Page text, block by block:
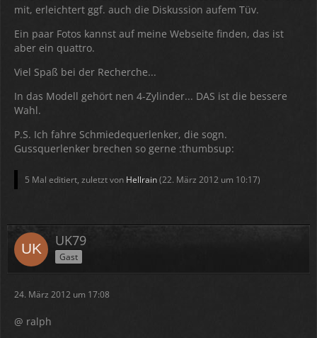
mit, erleichtert ggf. auch die Diskussion aufem Tüv.
Ein paar Fotos kannst auf meine Webseite finden, das ist
aber ein quattro.
Viel Spaß bei der Recherche...
In das Modell gehört nen 4-Zylinder... DAS ist die bessere
Wahl.
P.S. Ich fahre Schmiedequerlenker, die sogn.
Gussquerlenker brechen so gerne :thumbsup:
5 Mal editiert, zuletzt von Hellrain(22. März 2012 um 10:17)
UK79
Gast
24. März 2012 um 17:08
@ ralph